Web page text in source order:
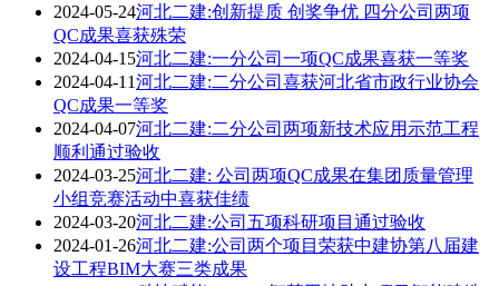
2024-05-24河北二建:创新提质 创奖争优 四分公司两项
QC成果喜获殊荣
2024-04-15河北二建:一分公司一项QC成果喜获一等奖
2024-04-11河北二建:二分公司喜获河北省市政行业协会
QC成果一等奖
2024-04-07河北二建:二分公司两项新技术应用示范工程
顺利通过验收
2024-03-25河北二建: 公司两项QC成果在集团质量管理
小组竞赛活动中喜获佳绩
2024-03-20河北二建:公司五项科研项目通过验收
2024-01-26河北二建:公司两个项目荣获中建协第八届建
设工程BIM大赛三类成果